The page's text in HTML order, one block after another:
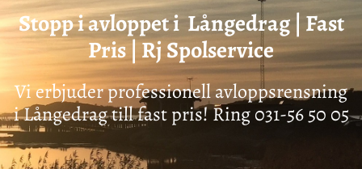
Stopp i avloppet i Långedrag | Fast
Pris | Rj Spolservice
Vi erbjuder professionell avloppsrensning
i Långedrag till fast pris! Ring031-56 50 05